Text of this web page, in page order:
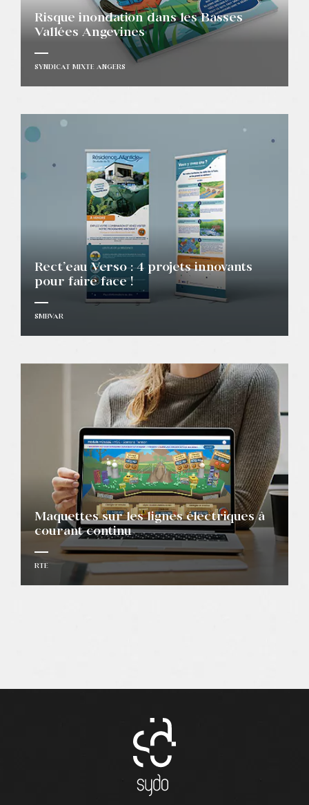
Risque inondation dans les Basses
Vallées Angevines
SYNDICAT MIXTE ANGERS
Rect’eau Verso : 4 projets innovants
pour faire face !
SMBVAR
Maquettes sur les lignes électriques à
courant continu
RTE